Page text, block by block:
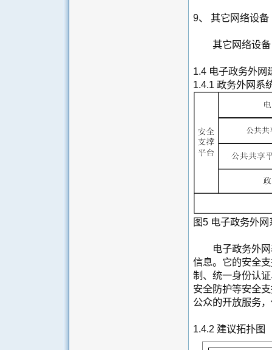
9、 其它网络设备
其它网络设备
1.4 电子政务外网
1.4.1 政务外网系
图5 电子政务外网
电子政务外网
信息。它的安全
制、统一身份认
安全防护等安全
公众的开放服务
1.4.2 建议拓扑图